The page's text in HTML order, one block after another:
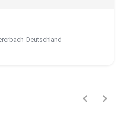
Deutschland